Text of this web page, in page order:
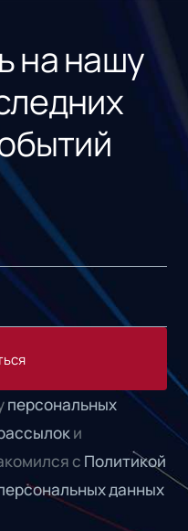
на нашу
персональных
и
с Политикой
данных